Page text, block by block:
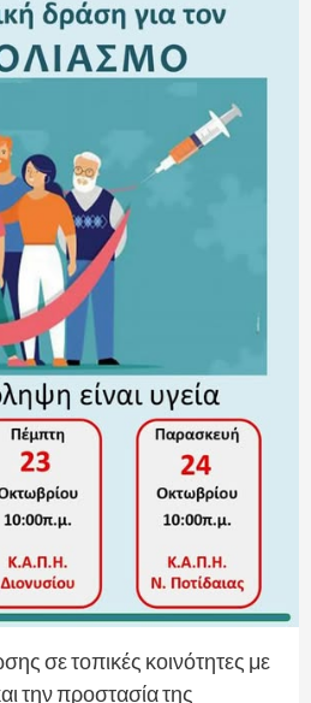
σε τοπικές κοινότητες με
την προστασία της